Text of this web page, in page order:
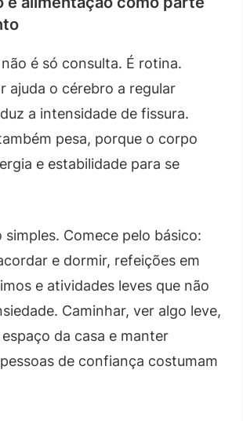
é só consulta. É rotina.
ajuda o cérebro a regular
a intensidade de fissura.
pesa, porque o corpo
e estabilidade para se
simples. Comece pelo básico:
e dormir, refeições em
e atividades leves que não
Caminhar, ver algo leve,
da casa e manter
de confiança costumam